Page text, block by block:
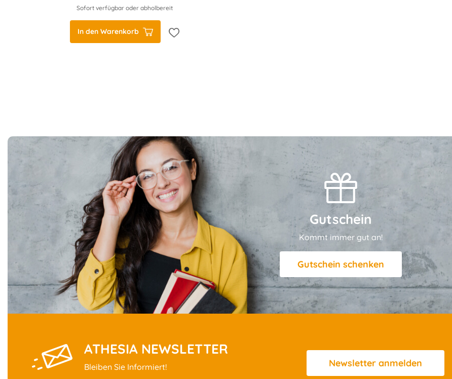
Sofort verfügbar oder abholbereit
In den Warenkorb
Gutschein
Kommt immer gut an!
Gutschein schenken
ATHESIA NEWSLETTER
Bleiben Sie Informiert! Newsletter anmelden